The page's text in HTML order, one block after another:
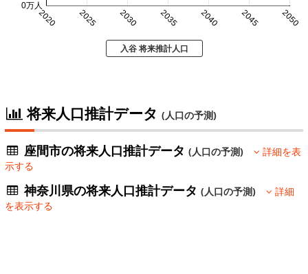
2020 2025 2030 2035 2040 2045 2050
0万人
入谷 将来推計人口
将来人口推計データ (人口の予測)
座間市の将来人口推計データ(人口の予測)
詳細を表
示する
神奈川県の将来人口推計データ(人口の予測)
詳細
を表示する